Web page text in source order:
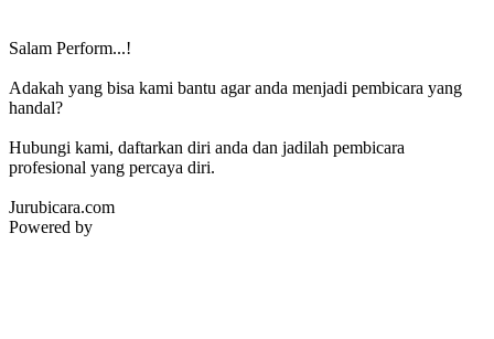
Salam Perform...!
Adakah yang bisa kami bantu agar anda menjadi pembicara yang
handal?
Hubungi kami, daftarkan diri anda dan jadilah pembicara
profesional yang percaya diri.
Jurubicara.com
Powered by